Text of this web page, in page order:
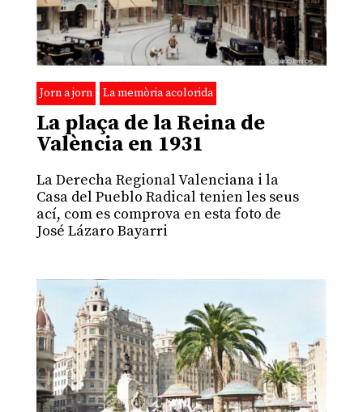
Jorn a jorn La memòria acolorida
La plaça de la Reina de
València en 1931
La Derecha Regional Valenciana i la
Casa del Pueblo Radical tenien les seus
ací, com es comprova en esta foto de
José Lázaro Bayarri